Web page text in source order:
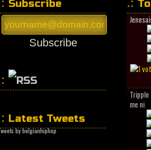
Subscribe
Subscribe
Latest Tweets
by belgianhiphop
me ni